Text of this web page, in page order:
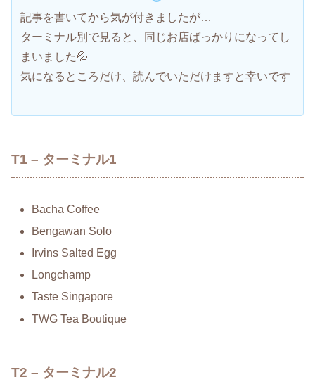
記事を書いてから気が付きましたが…
ターミナル別で見ると、同じお店ばっかりになってし
まいました💦
気になるところだけ、読んでいただけますと幸いです
T1 – ターミナル1
Bacha Coffee
Bengawan Solo
Irvins Salted Egg
Longchamp
Taste Singapore
TWG Tea Boutique
T2 – ターミナル2